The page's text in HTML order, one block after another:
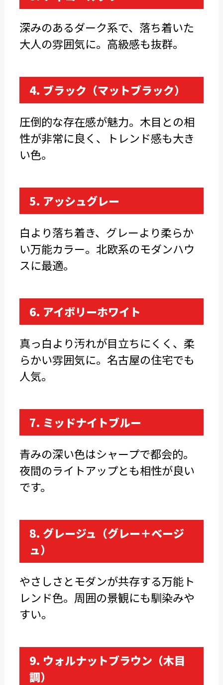
深みのあるダーク系で、落ち着いた
大人の雰囲気に。高級感も抜群。
4. ブラック（マットブラック）
圧倒的な存在感が魅力。木目との相
性が非常に良く、トレンド感も大き
い色。
5. アッシュグレー
白より落ち着き、グレーより柔らか
い万能カラー。北欧系のモダンハウ
スに最適。
6. アイボリーホワイト
真っ白より汚れが目立ちにくく、柔
らかい雰囲気に。名古屋の住宅でも
人気。
7. ミッドナイトブルー
青みの深い色はシャープで都会的。
夜間のライトアップとも相性が良い
です。
8. グレージュ（グレー＋ベージ
ュ）
やさしさとモダンが共存する万能ト
レンド色。周囲の景観にも馴染みや
すい。
9. ウォルナットブラウン（木目
調）